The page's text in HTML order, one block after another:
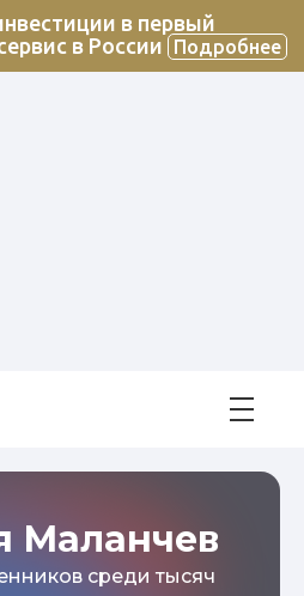
в первый
в России
Подробнее
Маланчев
среди тысяч